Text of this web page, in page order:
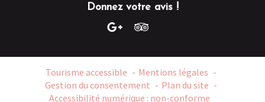
Donnez votre avis !
Tourisme accessible
Mentions légales
Gestion du consentement
Plan du site
Accessibilité numérique : non-conforme